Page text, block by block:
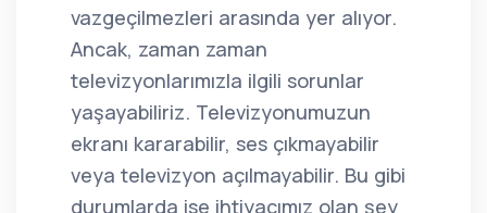
vazgeçilmezleri arasında yer alıyor.
Ancak, zaman zaman
televizyonlarımızla ilgili sorunlar
yaşayabiliriz. Televizyonumuzun
ekranı kararabilir, ses çıkmayabilir
veya televizyon açılmayabilir. Bu gibi
durumlarda ise ihtiyacımız olan şey